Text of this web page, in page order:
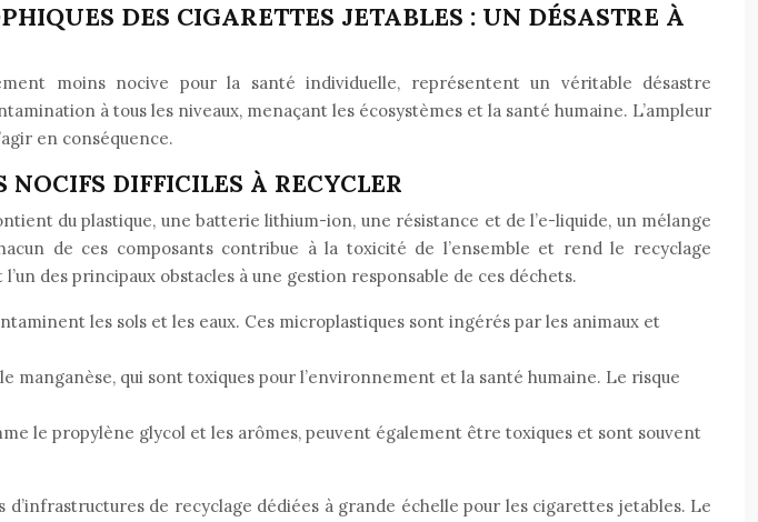
DES CIGARETTES JETABLES : UN DÉSASTRE À
moins nocive pour la santé individuelle, représentent un véritable désastre
à tous les niveaux, menaçant les écosystèmes et la santé humaine. L’ampleur
en conséquence.
DIFFICILES À RECYCLER
du plastique, une batterie lithium-ion, une résistance et de l’e-liquide, un mélange
de ces composants contribue à la toxicité de l’ensemble et rend le recyclage
des principaux obstacles à une gestion responsable de ces déchets.
les sols et les eaux. Ces microplastiques sont ingérés par les animaux et
manganèse, qui sont toxiques pour l’environnement et la santé humaine. Le risque
le propylène glycol et les arômes, peuvent également être toxiques et sont souvent
de recyclage dédiées à grande échelle pour les cigarettes jetables. Le